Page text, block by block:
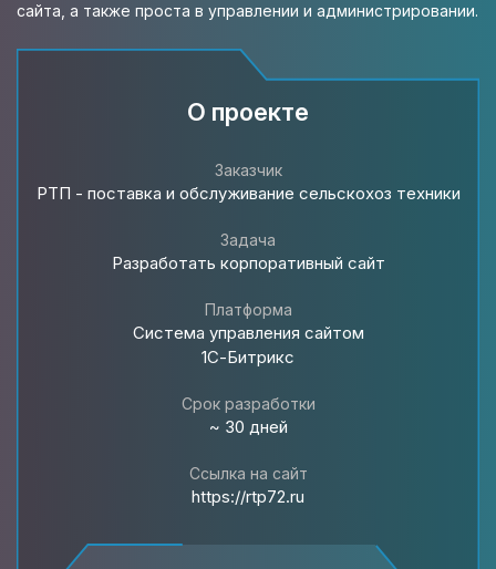
сайта, а также проста в управлении и администрировании.
О проекте
Заказчик
РТП - поставка и обслуживание сельскохоз техники
Задача
Разработать корпоративный сайт
Платформа
Система управления сайтом
1С-Битрикс
Срок разработки
~ 30 дней
Ссылка на сайт
https://rtp72.ru